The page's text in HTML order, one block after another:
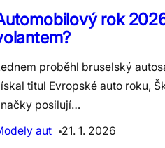
rok
proběhl bruselský
titul Evropské auto roku,
posilují…
aut
21. 1. 2026